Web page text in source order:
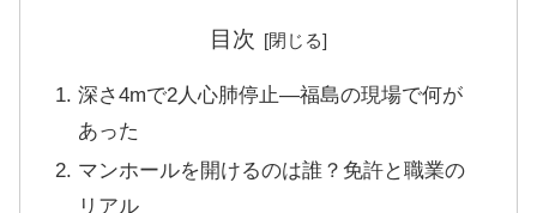
目次
深さ4mで2人心肺停止—福島の現場で何が
あった
マンホールを開けるのは誰？免許と職業の
リアル